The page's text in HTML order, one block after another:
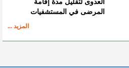
العدوى لتقليل مدة إقامة
المرضى في المستشفيات
المزيد ...